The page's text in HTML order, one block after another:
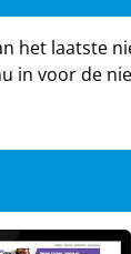
het laatste
in voor de